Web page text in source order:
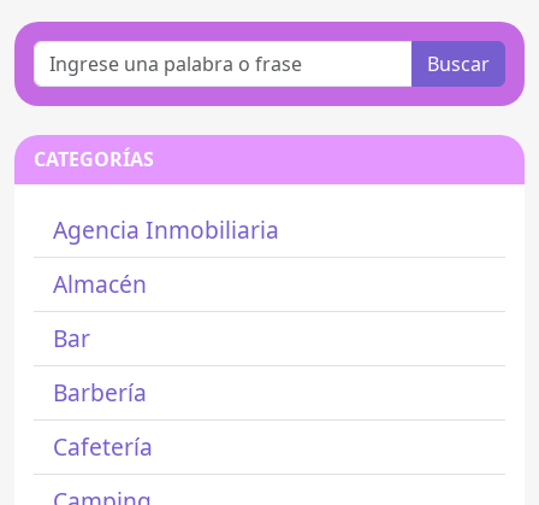
Buscar
CATEGORÍAS
Agencia Inmobiliaria
Almacén
Bar
Barbería
Cafetería